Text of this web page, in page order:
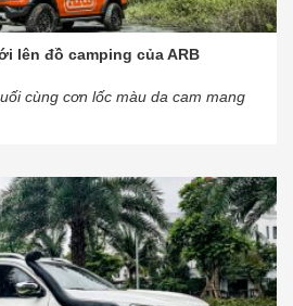
lên đồ camping của ARB
cùng cơn lốc màu da cam mang